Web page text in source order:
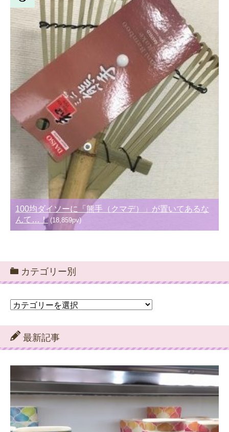
100均ダイソーに「熊手（クマデ）」が置いてあるな
んて…！ (18,859pv)
カテゴリー別
カ
ゴ
リ
ー
最新記事